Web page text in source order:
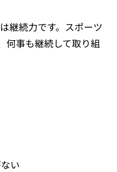
継続力です。スポーツ
何事も継続して取り組
い